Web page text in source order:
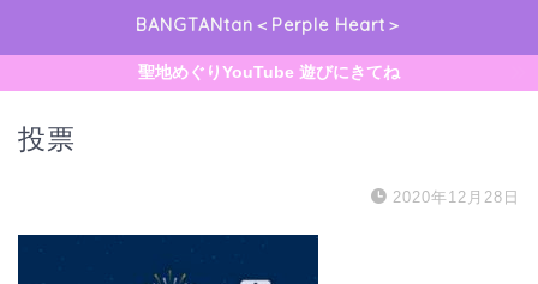
BANGTANtan＜Perple Heart＞
聖地めぐりYouTube 遊びにきてね
投票
2020年12月28日